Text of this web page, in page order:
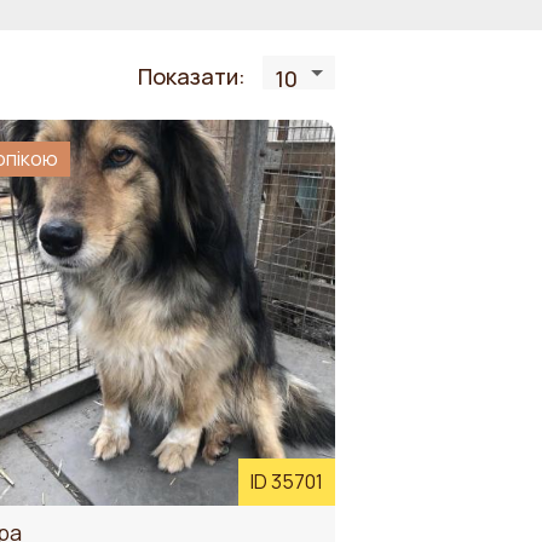
в залежності від розміру
Показати: 10
ID 35701